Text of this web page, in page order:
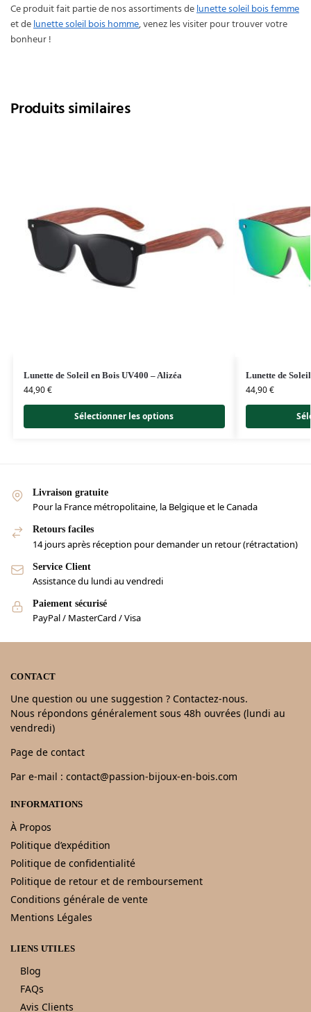
Ce produit fait partie de nos assortiments delunette soleil bois femme
et delunette soleil bois homme, venez les visiter pour trouver votre
bonheur !
Produits similaires
Lunette de Soleil en Bois UV400 – Alizéa
44,90€
Sélectionner les options
Lunette de
44,90€
Livraison gratuite
Pour la France métropolitaine, la Belgique et le Canada
Retours faciles
14 jours après réception pour demander un retour (rétractation)
Service Client
Assistance du lundi au vendredi
Paiement sécurisé
PayPal / MasterCard / Visa
CONTACT
Une question ou une suggestion ? Contactez-nous.
Nous répondons généralement sous 48h ouvrées (lundi au
vendredi)
Page de contact
Par e-mail : contact@passion-bijoux-en-bois.com
INFORMATIONS
À Propos
Politique d’expédition
Politique de confidentialité
Politique de retour et de remboursement
Conditions générale de vente
Mentions Légales
LIENS UTILES
Blog
FAQs
Avis Clients